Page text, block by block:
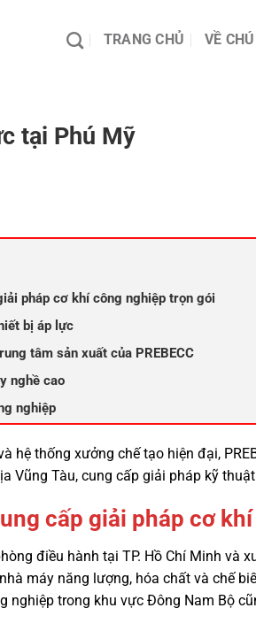
TRANG CHỦ VỀ
tại Phú Mỹ
pháp cơ khí công nghiệp trọn gói
bị áp lực
tâm sản xuất của PREBECC
nghề cao
nghiệp
hệ thống xưởng chế tạo hiện đại,
Vũng Tàu, cung cấp giải pháp kỹ
cấp giải pháp cơ
điều hành tại TP. Hồ Chí Minh
máy năng lượng, hóa chất và chế
nghiệp trong khu vực Đông Nam Bộ